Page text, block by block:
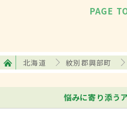
PAGE
北海道 紋別郡興部町
悩みに寄り添う